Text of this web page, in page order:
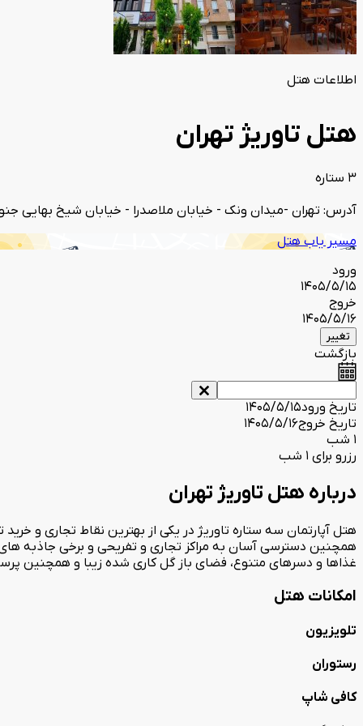
اطلاعات هتل
هتل تاوریژ تهران
3 ستاره
آدرس: تهران -میدان ونک - خیابان ملاصدرا - خیابان شیخ بهایی جنوبی
مسیر یاب هتل
ورود
1405/5/15
خروج
1405/5/16
تغییر
بازگشت
تاریخ ورود1405/5/15
تاریخ خروج1405/5/16
1 شب
رزرو برای 1 شب
درباره هتل تاوریژ تهران
هتل آپارتمان سه ستاره تاوریژ در یکی از بهترین نقاط تجاری و
همچنین دسترسی آسان به مراکز تجاری و تفریحی و برخی جاذبه های
غذاها و دسرهای متنوع، فضای باز گل کاری شده زیبا و همچنین
امکانات هتل
تلویزیون
رستوران
کافی شاپ